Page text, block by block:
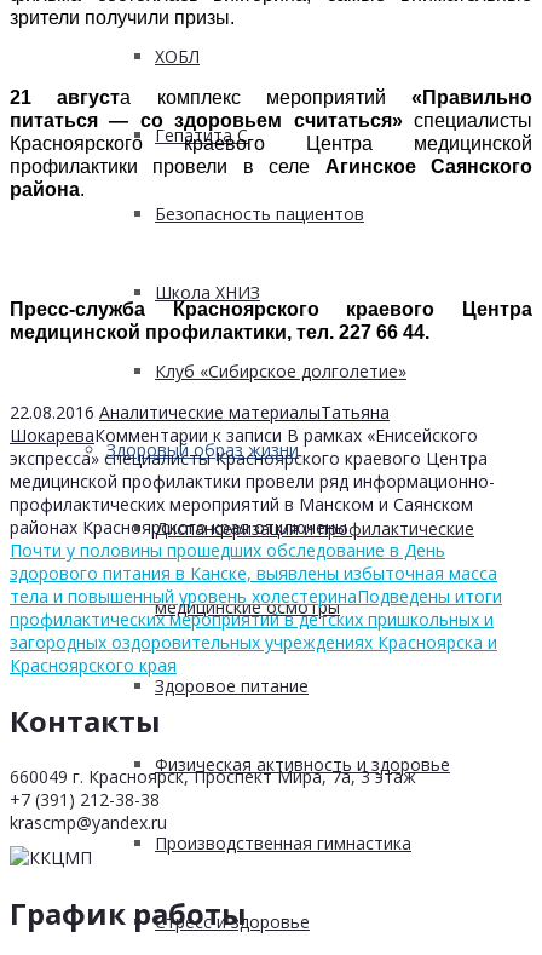
ХОБЛ
Гепатита С
Безопасность пациентов
Школа ХНИЗ
Клуб «Сибирское долголетие»
Здоровый образ жизни
Диспансеризация и профилактические
медицинские осмотры
Здоровое питание
Физическая активность и здоровье
Производственная гимнастика
Стресс и здоровье
зрители получили призы.
21 августа комплекс мероприятий «Правильно
питаться — со здоровьем считаться»специалисты
Красноярского краевого Центра медицинской
профилактики провели в селе Агинское Саянского
района.
Пресс-служба Красноярского краевого Центра
медицинской профилактики, тел. 227 66 44.
22.08.2016 Аналитические материалыТатьяна
ШокареваКомментарии к записи В рамках «Енисейского
экспресса» специалисты Красноярского краевого Центра
медицинской профилактики провели ряд информационно-
профилактических мероприятий в Манском и Саянском
районах Красноярского краяотключены
Почти у половины прошедших обследование в День
здорового питания в Канске, выявлены избыточная масса
тела и повышенный уровень холестеринаПодведены итоги
профилактических мероприятий в детских пришкольных и
загородных оздоровительных учреждениях Красноярска и
Красноярского края
Контакты
660049 г. Красноярск, Проспект Мира, 7а, 3 этаж
+7 (391) 212-38-38
krascmp@yandex.ru
График работы